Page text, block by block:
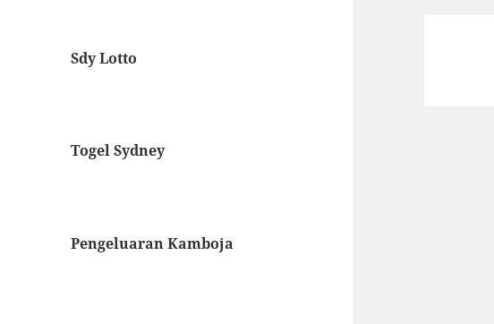
Sdy Lotto
Togel Sydney
Pengeluaran Kamboja